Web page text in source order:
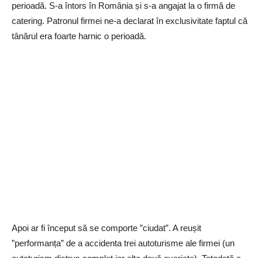
perioadă. S-a întors în România și s-a angajat la o firmă de
catering. Patronul firmei ne-a declarat în exclusivitate faptul că
tânărul era foarte harnic o perioadă.
Apoi ar fi început să se comporte ”ciudat”. A reușit
”performanța” de a accidenta trei autoturisme ale firmei (un